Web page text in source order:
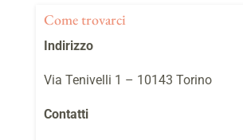
Come trovarci
Indirizzo
Via Tenivelli 1 – 10143 Torino
Contatti